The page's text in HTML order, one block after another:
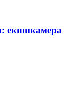
екшнкамера